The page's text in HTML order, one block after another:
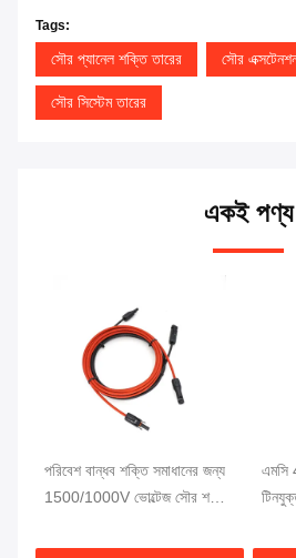
Tags:
সৌর প্যানেল শক্তি তারের সৌর
সৌর সিস্টেম তারের
একই পণ্য
পরিবেশ বান্ধব শক্তি সমাধানের জন্য
1500/1000V ভোল্টেজ সৌর শক্তি
এমসি